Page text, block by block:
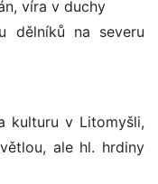
víra v duchy
dělníků na severu
kulturu v Litomyšli,
ale hl. hrdiny